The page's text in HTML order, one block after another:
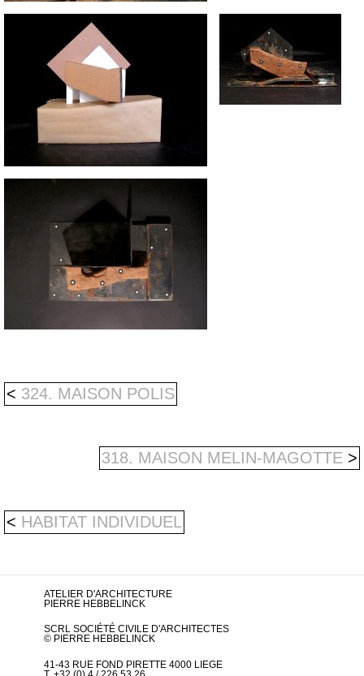
< 324. MAISON POLIS
318. MAISON MELIN-MAGOTTE >
< HABITAT INDIVIDUEL
ATELIER D'ARCHITECTURE
PIERRE HEBBELINCK
SCRL SOCIÉTÉ CIVILE D'ARCHITECTES
© PIERRE HEBBELINCK
41-43 RUE FOND PIRETTE 4000 LIEGE